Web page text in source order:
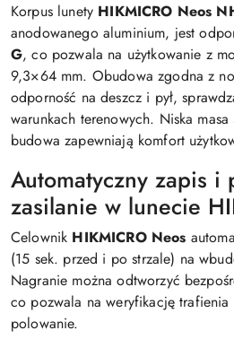
Korpus lunety HIKMICRO Neos
anodowanego aluminium, jest
G, co pozwala na użytkowanie z
9,3×64 mm. Obudowa zgodna z
odporność na deszcz i pył,
warunkach terenowych. Niska masa
budowa zapewniają komfort
Automatyczny zapis i
zasilanie w lunecie
Celownik HIKMICRO Neos
(15 sek. przed i po strzale) na
Nagranie można odtworzyć
co pozwala na weryfikację trafienia
polowanie.